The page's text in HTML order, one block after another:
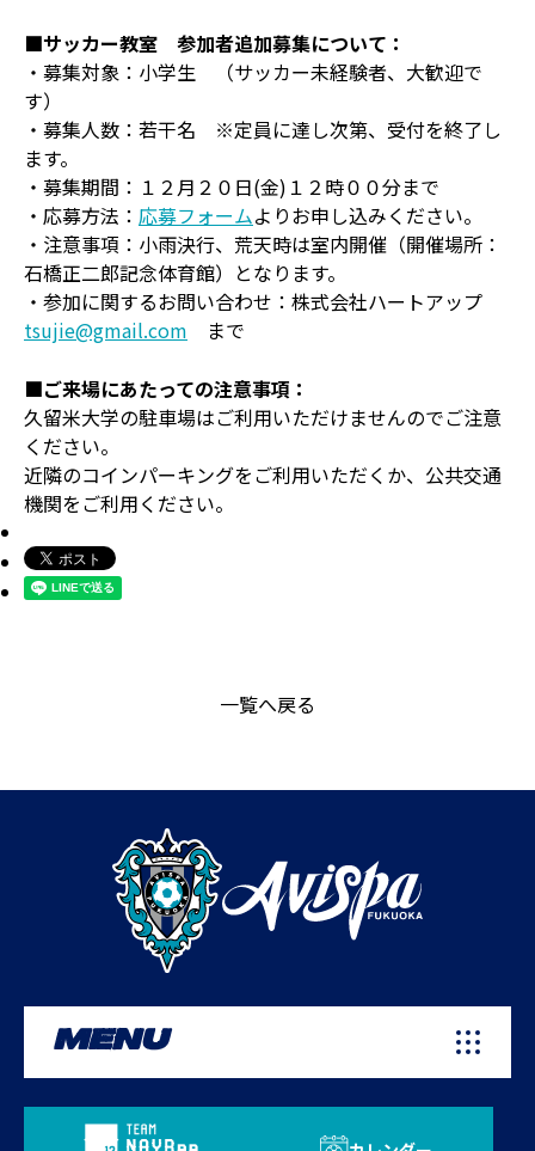
■サッカー教室 参加者追加募集について：
・募集対象：小学生 （サッカー未経験者、大歓迎で
す）
・募集人数：若干名 ※定員に達し次第、受付を終了し
ます。
・募集期間：１２月２０日(金)１２時００分まで
・応募方法： 応募フォームよりお申し込みください。
・注意事項：小雨決行、荒天時は室内開催（開催場所：
石橋正二郎記念体育館）となります。
・参加に関するお問い合わせ：株式会社ハートアップ
tsujie@gmail.com まで
■ご来場にあたっての注意事項：
久留米大学の駐車場はご利用いただけませんのでご注意
ください。
近隣のコインパーキングをご利用いただくか、公共交通
機関をご利用ください。
一覧へ戻る
MENU